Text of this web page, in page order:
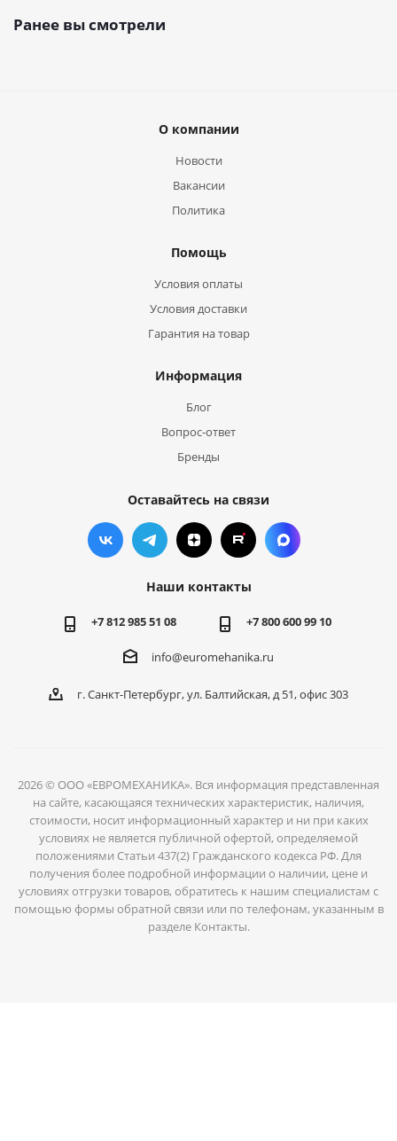
Ранее вы смотрели
О компании
Новости
Вакансии
Политика
Помощь
Условия оплаты
Условия доставки
Гарантия на товар
Информация
Блог
Вопрос-ответ
Бренды
Оставайтесь на связи
Наши контакты
+7 812 985 51 08 +7 800 600 99 10
info@euromehanika.ru
г. Санкт-Петербург, ул. Балтийская, д 51, офис 303
2026 © ООО «ЕВРОМЕХАНИКА». Вся информация представленная
на сайте, касающаяся технических характеристик, наличия,
стоимости, носит информационный характер и ни при каких
условиях не является публичной офертой, определяемой
положениями Статьи 437(2) Гражданского кодекса РФ. Для
получения более подробной информации о наличии, цене и
условиях отгрузки товаров, обратитесь к нашим специалистам с
помощью формы обратной связи или по телефонам, указанным в
разделе Контакты.